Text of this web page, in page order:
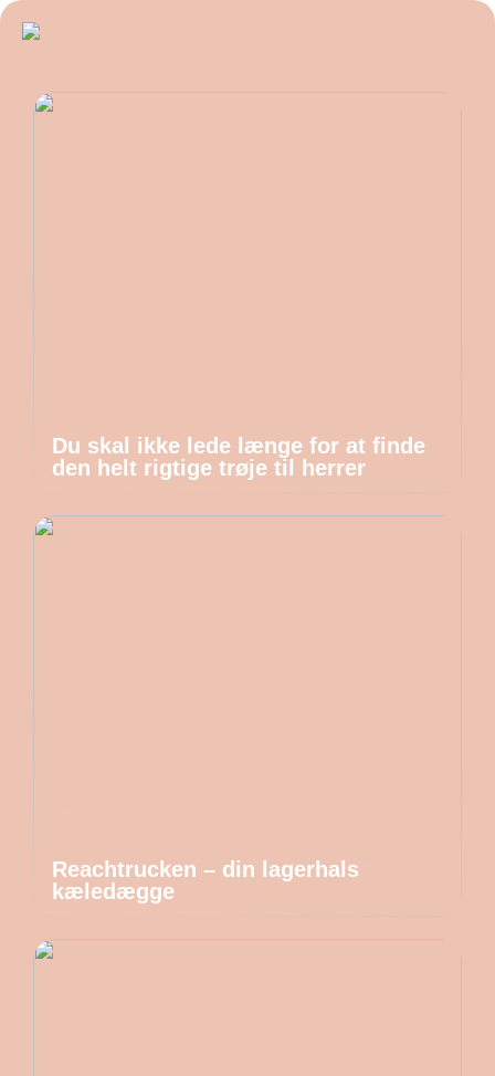
Du skal ikke lede længe for at finde
den helt rigtige trøje til herrer
Reachtrucken – din lagerhals
kæledægge